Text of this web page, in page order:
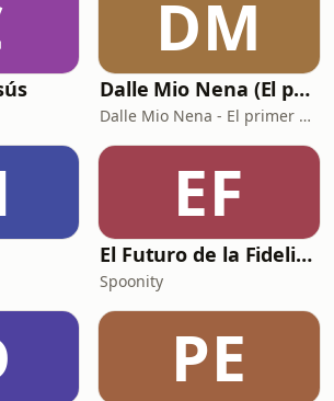
DM
Dalle Mio Nena (El primer podcast rural de España)
Dalle Mio Nena - El primer podcast rural de España
EF
El Futuro de la Fidelización
Spoonity
PE